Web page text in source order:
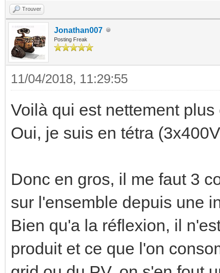
Trouver
Jonathan007
Posting Freak
11/04/2018, 11:29:55
Voilà qui est nettement plus
Oui, je suis en tétra
Donc en gros, il me faut 3
sur l'ensemble depuis une
Bien qu'a la réflexion, il
produit et ce que l'on